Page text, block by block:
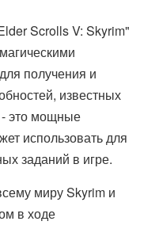
Scrolls V: Skyrim"
получения и
известных
это мощные
использовать для
заданий в игре.
миру Skyrim и
в ходе